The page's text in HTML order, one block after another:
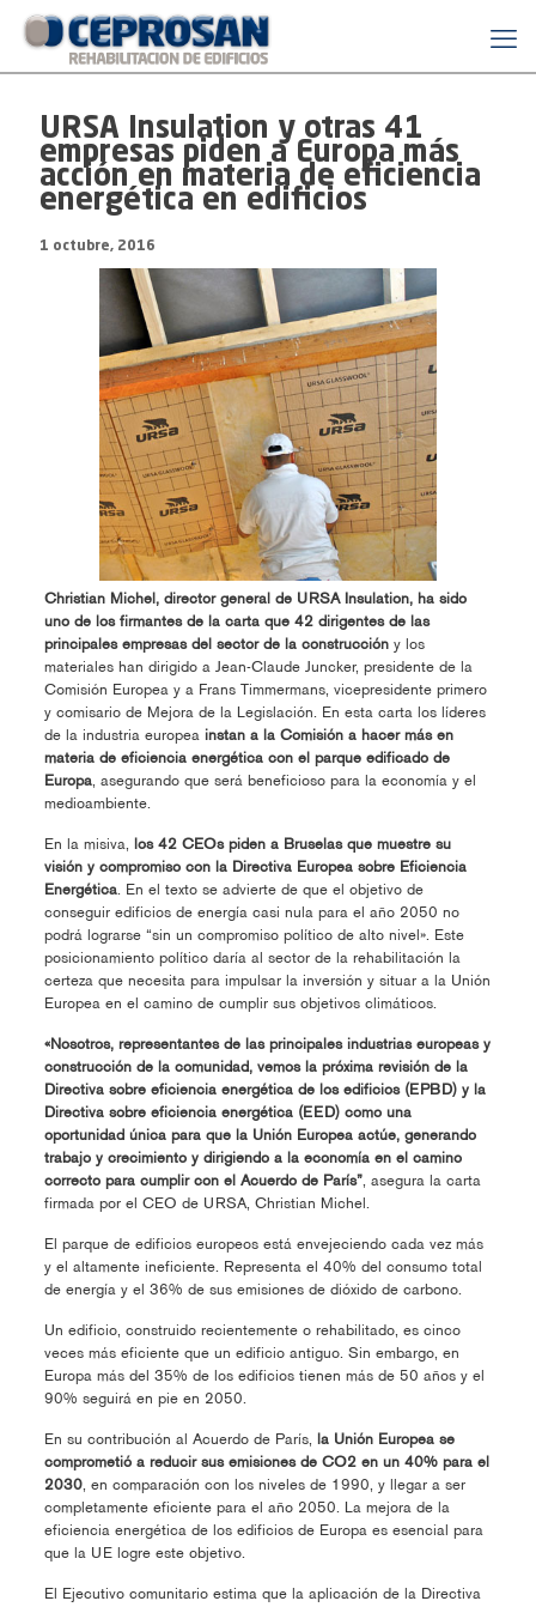
URSA Insulation y otras 41
empresas piden a Europa más
acción en materia de eficiencia
energética en edificios
1 octubre, 2016
Christian Michel, director general de URSA Insulation, ha sido
uno de los firmantes de la carta que 42 dirigentes de las
principales empresas del sector de la construccióny los
materiales han dirigido a Jean-Claude Juncker, presidente de la
Comisión Europea y a Frans Timmermans, vicepresidente primero
y comisario de Mejora de la Legislación. En esta carta los líderes
de la industria europea instan a la Comisión a hacer más en
materia de eficiencia energética con el parque edificado de
Europa , asegurando que será beneficioso para la economía y el
medioambiente.
En la misiva, los 42 CEOs piden a Bruselas que muestre su
visión y compromiso con la Directiva Europea sobre Eficiencia
Energética . En el texto se advierte de que el objetivo de
conseguir edificios de energía casi nula para el año 2050 no
podrá lograrse “sin un compromiso político de alto nivel». Este
posicionamiento político daría al sector de la rehabilitación la
certeza que necesita para impulsar la inversión y situar a la Unión
Europea en el camino de cumplir sus objetivos climáticos.
«Nosotros, representantes de las principales industrias europeas y
construcción de la comunidad, vemos la próxima revisión de la
Directiva sobre eficiencia energética de los edificios (EPBD) y la
Directiva sobre eficiencia energética (EED) como una
oportunidad única para que la Unión Europea actúe, generando
trabajo y crecimiento y dirigiendo a la economía en el camino
correcto para cumplir con el Acuerdo de París”, asegura la carta
firmada por el CEO de URSA, Christian Michel.
El parque de edificios europeos está envejeciendo cada vez más
y el altamente ineficiente. Representa el 40% del consumo total
de energía y el 36% de sus emisiones de dióxido de carbono.
Un edificio, construido recientemente o rehabilitado, es cinco
veces más eficiente que un edificio antiguo. Sin embargo, en
Europa más del 35% de los edificios tienen más de 50 años y el
90% seguirá en pie en 2050.
En su contribución al Acuerdo de París, la Unión Europea se
comprometió a reducir sus emisiones de CO2 en un 40% para el
2030, en comparación con los niveles de 1990, y llegar a ser
completamente eficiente para el año 2050. La mejora de la
eficiencia energética de los edificios de Europa es esencial para
que la UE logre este objetivo.
El Ejecutivo comunitario estima que la aplicación de la Directiva